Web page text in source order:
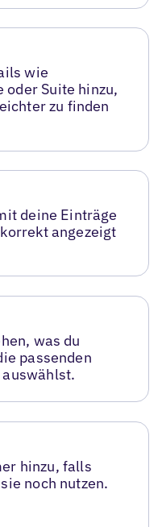
wie
oder Suite hinzu,
zu finden
deine Einträge
angezeigt
was du
passenden
hinzu, falls
noch nutzen.